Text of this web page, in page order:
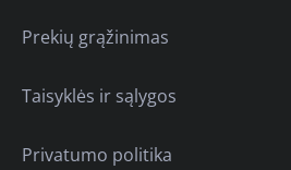
Prekių grąžinimas
Taisyklės ir sąlygos
Privatumo politika